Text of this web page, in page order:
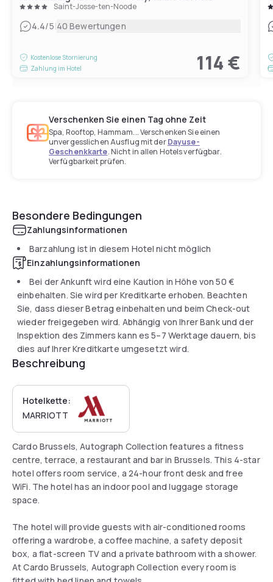
Saint-Josse-ten-Noode
4.4/5|40 Bewertungen
Kostenlose Stornierung
Zahlung im Hotel
114 €
Verschenken Sie einen Tag ohne Zeit
Spa, Rooftop, Hammam... Verschenken Sie einen
unvergesslichen Ausflug mit derDayuse-
Geschenkkarte. Nicht in allen Hotels verfügbar.
Verfügbarkeit prüfen.
Besondere Bedingungen
Zahlungsinformationen
Barzahlung ist in diesem Hotel nicht möglich
Einzahlungsinformationen
Bei der Ankunft wird eine Kaution in Höhe von50 €
einbehalten. Sie wird per Kreditkarte erhoben. Beachten
Sie, dass dieser Betrag einbehalten und beim Check-out
wieder freigegeben wird. Abhängig von Ihrer Bank und der
Inspektion des Zimmers kann es 5–7 Werktage dauern, bis
dies auf Ihrer Kreditkarte umgesetzt wird.
Beschreibung
Hotelkette:
MARRIOTT
Cardo Brussels, Autograph Collection features a fitness
centre, terrace, a restaurant and bar in Brussels. This 4-star
hotel offers room service, a 24-hour front desk and free
WiFi. The hotel has an indoor pool and luggage storage
space.
The hotel will provide guests with air-conditioned rooms
offering a wardrobe, a coffee machine, a safety deposit
box, a flat-screen TV and a private bathroom with a shower.
At Cardo Brussels, Autograph Collection every room is